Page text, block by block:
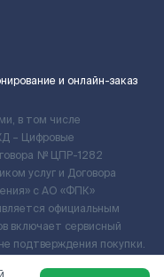
и онлайн-заказ
в том числе
– Цифровые
№ ЦПР-1282
услуг и Договора
c АО «ФПК»
официальным
включает сервисный
подтверждения покупки.